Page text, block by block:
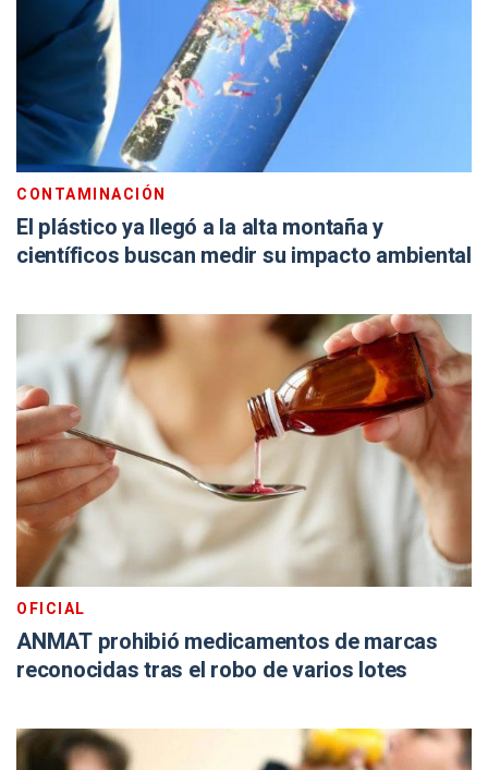
CONTAMINACIÓN
El plástico ya llegó a la alta montaña y
científicos buscan medir su impacto ambiental
OFICIAL
ANMAT prohibió medicamentos de marcas
reconocidas tras el robo de varios lotes